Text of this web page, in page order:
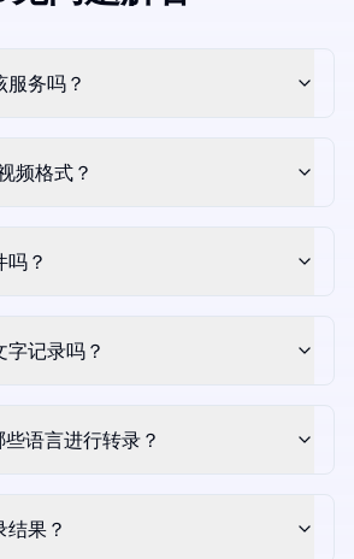
务吗？
频格式？
吗？
记录吗？
语言进行转录？
果？